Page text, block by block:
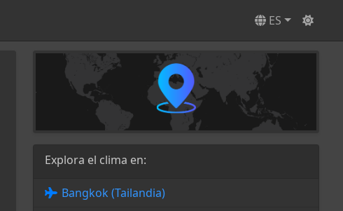
ES
Explora el clima en:
Bangkok (Tailandia)